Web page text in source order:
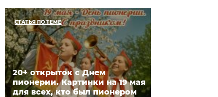
СТАТЬЯ ПО ТЕМЕ
20+ открыток с Днем
пионерии. Картинки на 19 мая
для всех, кто был пионером